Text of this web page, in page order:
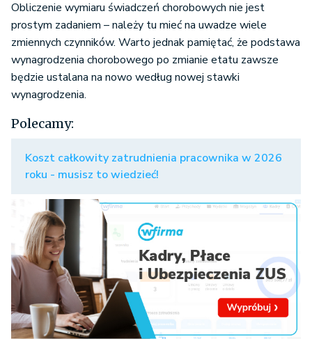
Obliczenie wymiaru świadczeń chorobowych nie jest
prostym zadaniem – należy tu mieć na uwadze wiele
zmiennych czynników. Warto jednak pamiętać, że podstawa
wynagrodzenia chorobowego po zmianie etatu zawsze
będzie ustalana na nowo według nowej stawki
wynagrodzenia.
Polecamy:
Koszt całkowity zatrudnienia pracownika w 2026
roku - musisz to wiedzieć!